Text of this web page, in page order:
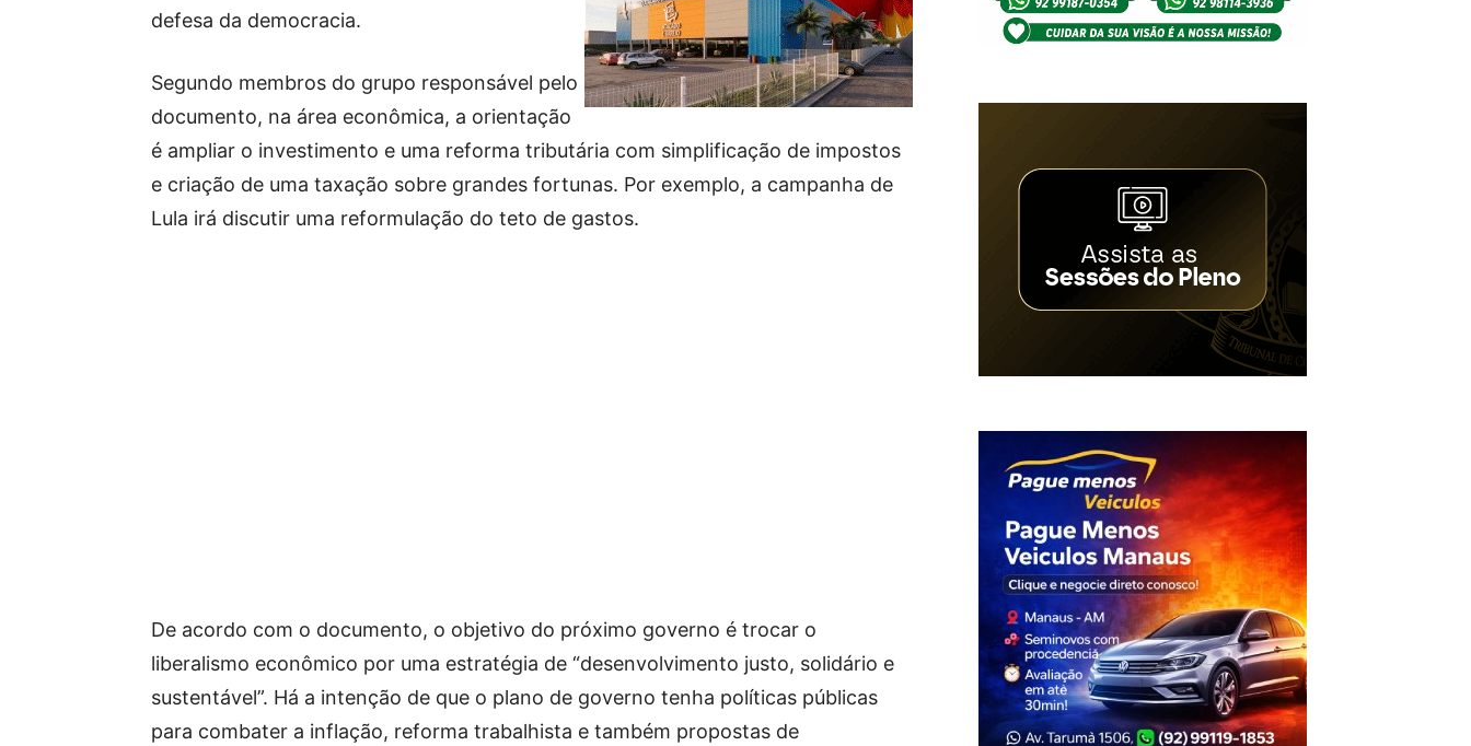
defesa da democracia.
Segundo membros do grupo responsável pelo
documento, na área econômica, a orientação
é ampliar o investimento e uma reforma tributária com simplificação de impostos
e criação de uma taxação sobre grandes fortunas. Por exemplo, a campanha de
Lula irá discutir uma reformulação do teto de gastos.
De acordo com o documento, o objetivo do próximo governo é trocar o
liberalismo econômico por uma estratégia de “desenvolvimento justo, solidário e
sustentável”. Há a intenção de que o plano de governo tenha políticas públicas
para combater a inflação, reforma trabalhista e também propostas de